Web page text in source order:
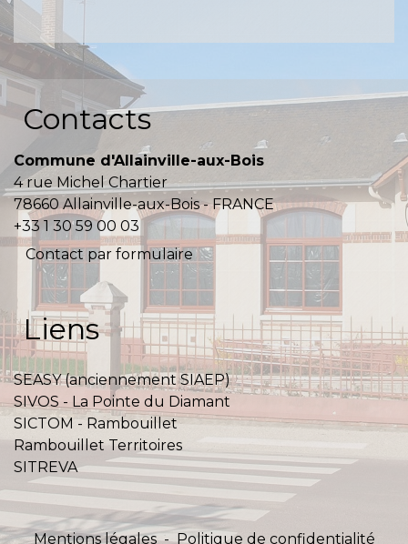
Contacts
Commune d'Allainville-aux-Bois
4 rue Michel Chartier
78660 Allainville-aux-Bois - FRANCE
+33 1 30 59 00 03
Contact par formulaire
Liens
SEASY (anciennement SIAEP)
SIVOS - La Pointe du Diamant
SICTOM - Rambouillet
Rambouillet Territoires
SITREVA
Mentions légales - Politique de confidentialité